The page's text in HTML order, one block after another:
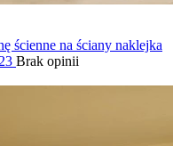
ścienne na ściany naklejka
Brak opinii